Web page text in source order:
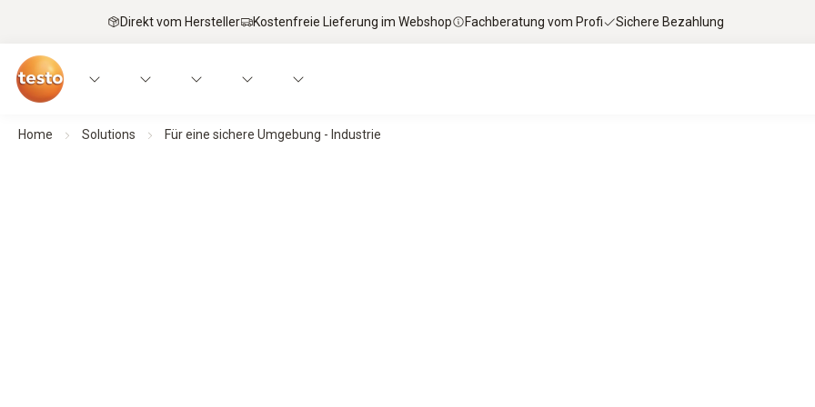
Direkt vom Hersteller Kostenfreie Lieferung im Webshop Fachberatung vom Profi Sichere Bezahlung
Home Solutions Für eine sichere Umgebung - Industrie